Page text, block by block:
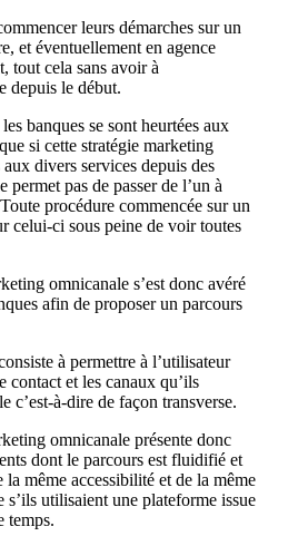
leurs démarches sur un
et éventuellement en agence
tout cela sans avoir à
depuis le début.
banques se sont heurtées aux
si cette stratégie marketing
divers services depuis des
pas de passer de l’un à
procédure commencée sur un
celui-ci sous peine de voir toutes
omnicanale s’est donc avéré
afin de proposer un parcours
à permettre à l’utilisateur
contact et les canaux qu’ils
c’est-à-dire de façon transverse.
omnicanale présente donc
dont le parcours est fluidifié et
même accessibilité et de la même
utilisaient une plateforme issue
temps.